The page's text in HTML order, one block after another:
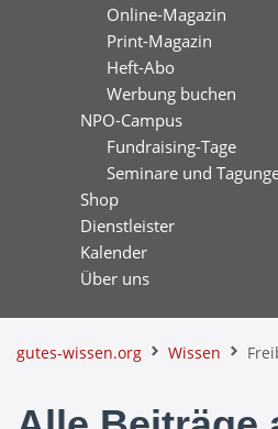
Online-Magazin
Print-Magazin
Heft-Abo
Werbung buchen
NPO-Campus
Fundraising-Tage
Seminare und
Shop
Dienstleister
Kalender
Über uns
gutes-wissen.org Wissen